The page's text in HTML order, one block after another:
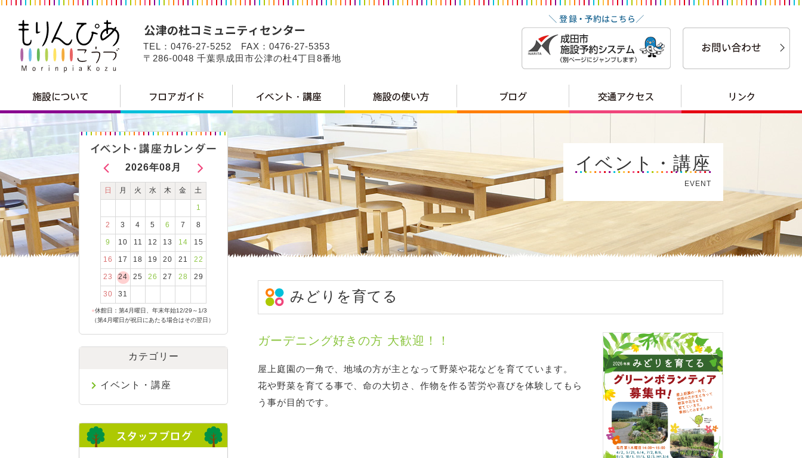
TEL：0476-27-5252 FAX：0476-27-5353
〒286-0048 千葉県成田市公津の杜4丁目8番地
イベント・講座
EVENT
みどりを育てる
ガーデニング好きの方 大歓迎！！
屋上庭園の一角で、地域の方が主となって野菜や花などを育てています。
花や野菜を育てる事で、命の大切さ、作物を作る苦労や喜びを体験してもら
う事が目的です。
2026年08月
日 月 火 水 木 金 土
1
2 3 4 5 6 7 8
9 10 11 12 13 14 15
16 17 18 19 20 21 22
23 24 25 26 27 28 29
30 31
●休館日：第4月曜日、年末年始12/29～1/3
（第4月曜日が祝日にあたる場合はその翌日）
カテゴリー
イベント・講座